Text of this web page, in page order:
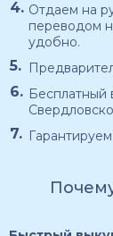
Отдаем на
переводом
удобно.
Бесплатный